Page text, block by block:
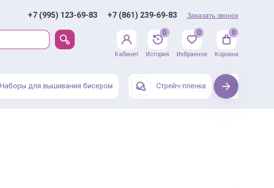
+7 (995) 123-69-83 +7 (861) 239-69-83 Заказать звонок
Кабинет
0
История
0
Избранное
0
Корзина
Наборы для вышивания бисером Стрейч-пленка Next